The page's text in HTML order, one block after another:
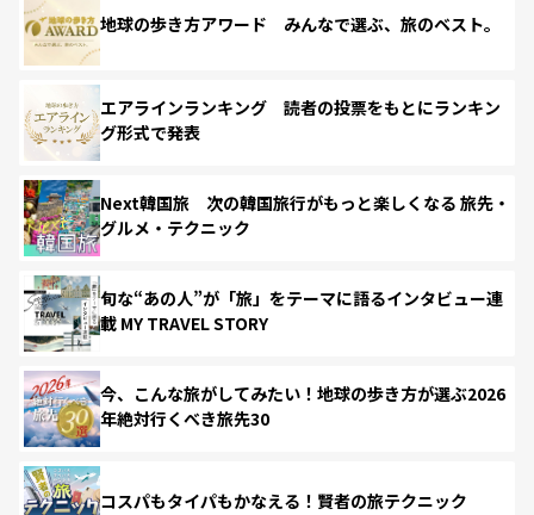
地球の歩き方アワード みんなで選ぶ、旅のベスト。
エアラインランキング 読者の投票をもとにランキン
グ形式で発表
Next韓国旅 次の韓国旅行がもっと楽しくなる 旅先・
グルメ・テクニック
旬な“あの人”が「旅」をテーマに語るインタビュー連
載 MY TRAVEL STORY
今、こんな旅がしてみたい！地球の歩き方が選ぶ2026
年絶対行くべき旅先30
コスパもタイパもかなえる！賢者の旅テクニック